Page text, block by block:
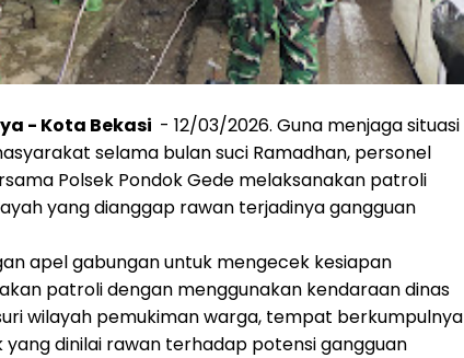
- Kota Bekasi - 12/03/2026. Guna menjaga situasi
selama bulan suci Ramadhan, personel
Polsek Pondok Gede melaksanakan patroli
yang dianggap rawan terjadinya gangguan
apel gabungan untuk mengecek kesiapan
patroli dengan menggunakan kendaraan dinas
wilayah pemukiman warga, tempat berkumpulnya
dinilai rawan terhadap potensi gangguan